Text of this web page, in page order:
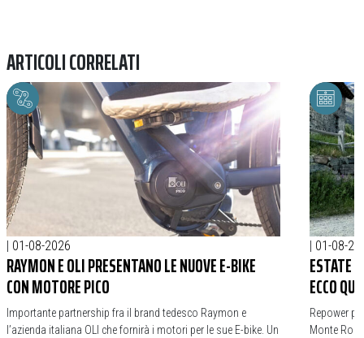
ARTICOLI CORRELATI
| 01-08-2026
RAYMON E OLI PRESENTANO LE NUOVE E-BIKE
CON MOTORE PICO
Importante partnership fra il brand tedesco Raymon e
l’azienda italiana OLI che fornirà i motori per le sue E-bike. Un
| 01-08-
ESTATE
ECCO
Repower
Monte